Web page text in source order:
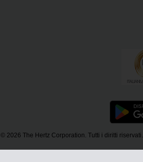
© 2026 The Hertz Corporation. Tutti i diritti riservati.